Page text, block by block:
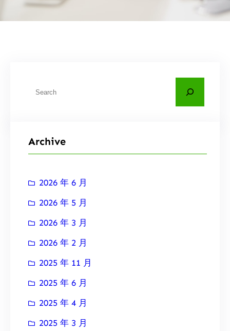
Archive
2026 年 6 月
2026 年 5 月
2026 年 3 月
2026 年 2 月
2025 年 11 月
2025 年 6 月
2025 年 4 月
2025 年 3 月